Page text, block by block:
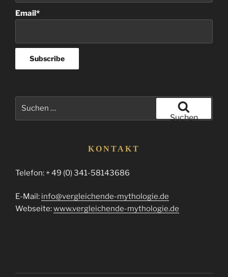
Email*
Suchen
KONTAKT
Telefon: + 49 (0) 341-58143686
E-Mail: info@vergleichende-mythologie.de
Webseite:www.vergleichende-mythologie.de